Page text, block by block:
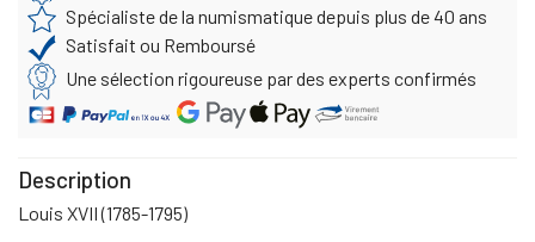
Spécialiste de la numismatique depuis plus de 40 ans
Satisfait ou Remboursé
Une sélection rigoureuse par des experts confirmés
Description
Louis XVII (1785-1795)